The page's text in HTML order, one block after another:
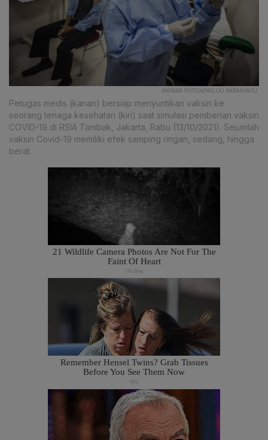
ANTARA FOTO/APRILLIO AKBAR/WSJ.
Petugas medis (kanan) bersiap menyuntikan vaksin ke
seorang tenaga kesehatan (kiri) saat simulasi pemberian vaksin
COVID-19 di RSIA Tambak, Jakarta, Rabu (13/10/2021). Sejumlah
vaksin Covid-19 memiliki efek samping ringan, sedang, hingga
berat.